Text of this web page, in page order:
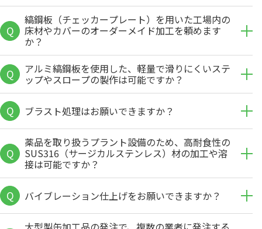
Q
縞鋼板（チェッカープレート）を用いた工場内の
床材やカバーのオーダーメイド加工を頼めます
か？
Q アルミ縞鋼板を使用した、軽量で滑りにくいステ
ップやスロープの製作は可能ですか？
Q ブラスト処理はお願いできますか？
Q
薬品を取り扱うプラント設備のため、高耐食性の
SUS316（サージカルステンレス）材の加工や溶
接は可能ですか？
Q バイブレーション仕上げをお願いできますか？